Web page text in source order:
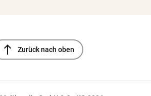
north Zurück nach oben